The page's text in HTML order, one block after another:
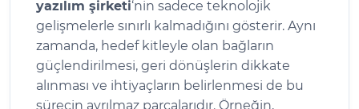
yazılım şirketi‘nin sadece teknolojik
gelişmelerle sınırlı kalmadığını gösterir. Aynı
zamanda, hedef kitleyle olan bağların
güçlendirilmesi, geri dönüşlerin dikkate
alınması ve ihtiyaçların belirlenmesi de bu
sürecin ayrılmaz parçalarıdır. Örneğin,